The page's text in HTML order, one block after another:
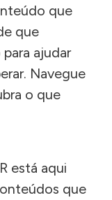
que
que
ajudar
Navegue
o que
está aqui
que